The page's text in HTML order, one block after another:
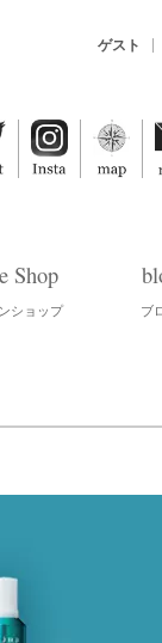
ゲスト
Shop
ショップ ブ